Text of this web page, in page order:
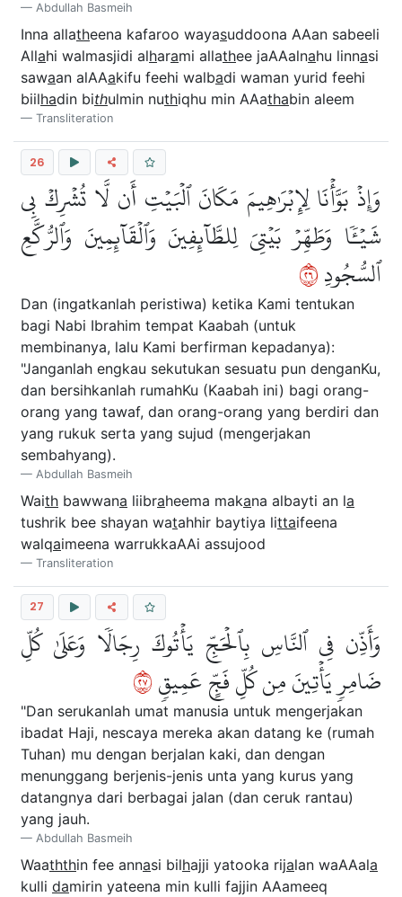
Abdullah Basmeih
Inna allatheena kafaroo wayasuddoona AAan sabeeli
Allahi walmasjidi alharami allathee jaAAalnahu linnasi
sawaan alAAakifu feehi walbadi waman yurid feehi
biilhadin bithulmin nuthiqhu min AAathabin aleem
Transliteration
26
وَإِذۡ بَوَّأۡنَا لِإِبۡرَٰهِيمَ مَكَانَ ٱلۡبَيۡتِ أَن لَّا تُشۡرِكۡ بِي
شَيۡـٔٗا وَطَهِّرۡ بَيۡتِيَ لِلطَّآئِفِينَ وَٱلۡقَآئِمِينَ وَٱلرُّكَّعِ
ٱلسُّجُودِ٦٢
Dan (ingatkanlah peristiwa) ketika Kami tentukan
bagi Nabi Ibrahim tempat Kaabah (untuk
membinanya, lalu Kami berfirman kepadanya):
"Janganlah engkau sekutukan sesuatu pun denganKu,
dan bersihkanlah rumahKu (Kaabah ini) bagi orang-
orang yang tawaf, dan orang-orang yang berdiri dan
yang rukuk serta yang sujud (mengerjakan
sembahyang).
Abdullah Basmeih
Waith bawwana liibraheema makana albayti an la
tushrik bee shayan watahhir baytiya littaifeena
walqaimeena warrukkaAAi assujood
Transliteration
27
وَأَذِّن فِي ٱلنَّاسِ بِٱلۡحَجِّ يَأۡتُوكَ رِجَالٗا وَعَلَىٰ كُلِّ
ضَامِرٖ يَأۡتِينَ مِن كُلِّ فَجٍّ عَمِيقٖ٧٢
"Dan serukanlah umat manusia untuk mengerjakan
ibadat Haji, nescaya mereka akan datang ke (rumah
Tuhan) mu dengan berjalan kaki, dan dengan
menunggang berjenis-jenis unta yang kurus yang
datangnya dari berbagai jalan (dan ceruk rantau)
yang jauh.
Abdullah Basmeih
Waaththin fee annasi bilhajji yatooka rijalan waAAala
kulli damirin yateena min kulli fajjin AAameeq